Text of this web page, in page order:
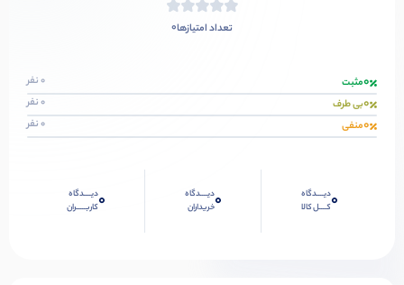
تعداد امتیازها0
0مثبت 0 نفر
0بی طرف 0 نفر
0منفی 0 نفر
0دیــــدگاه
کــــل کالا
0دیــــدگاه
خریداران
0دیــــدگاه
کاربـــــران